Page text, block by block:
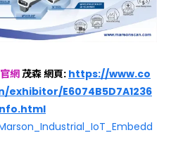
網茂森 網頁: https://www.co
E6074B5D7A1236